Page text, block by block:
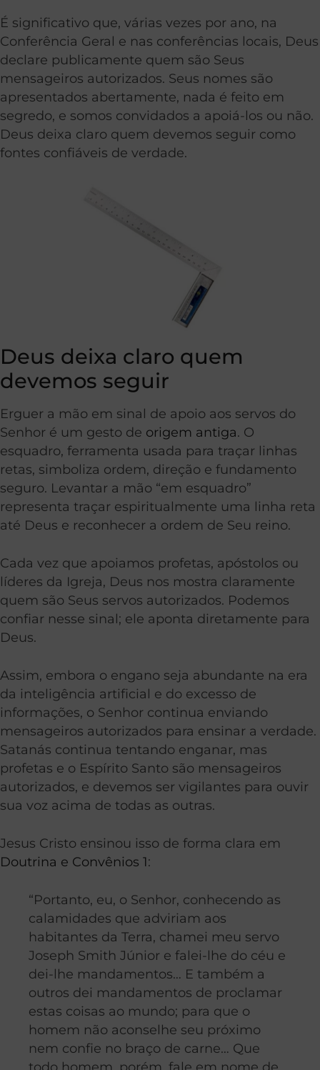
É significativo que, várias vezes por ano, na
Conferência Geral e nas conferências locais, Deus
declare publicamente quem são Seus
mensageiros autorizados. Seus nomes são
apresentados abertamente, nada é feito em
segredo, e somos convidados a apoiá-los ou não.
Deus deixa claro quem devemos seguir como
fontes confiáveis de verdade.
Deus deixa claro quem
devemos seguir
Erguer a mão em sinal de apoio aos servos do
Senhor é um gesto de origem antiga. O
esquadro, ferramenta usada para traçar linhas
retas, simboliza ordem, direção e fundamento
seguro. Levantar a mão “em esquadro”
representa traçar espiritualmente uma linha reta
até Deus e reconhecer a ordem de Seu reino.
Cada vez que apoiamos profetas, apóstolos ou
líderes da Igreja, Deus nos mostra claramente
quem são Seus servos autorizados. Podemos
confiar nesse sinal; ele aponta diretamente para
Deus.
Assim, embora o engano seja abundante na era
da inteligência artificial e do excesso de
informações, o Senhor continua enviando
mensageiros autorizados para ensinar a verdade.
Satanás continua tentando enganar, mas
profetas e o Espírito Santo são mensageiros
autorizados, e devemos ser vigilantes para ouvir
sua voz acima de todas as outras.
Jesus Cristo ensinou isso de forma clara em
Doutrina e Convênios 1:
“Portanto, eu, o Senhor, conhecendo as
calamidades que adviriam aos
habitantes da Terra, chamei meu servo
Joseph Smith Júnior e falei-lhe do céu e
dei-lhe mandamentos… E também a
outros dei mandamentos de proclamar
estas coisas ao mundo; para que o
homem não aconselhe seu próximo
nem confie no braço de carne… Que
todo homem, porém, fale em nome de